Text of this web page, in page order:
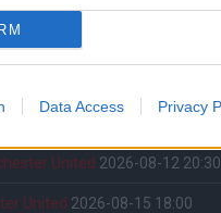
Data Access Privacy
4. mérkőzés
0 másodperc
United 2026-08-12 20:30
United 2026-08-15 18:00